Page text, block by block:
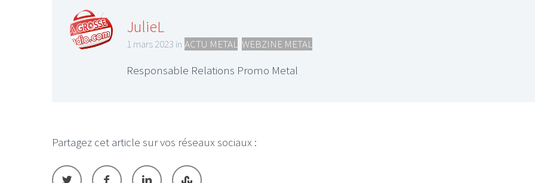
JulieL
1 mars 2023 in ACTU METAL WEBZINE METAL
Responsable Relations Promo Metal
Partagez cet article sur vos réseaux sociaux :